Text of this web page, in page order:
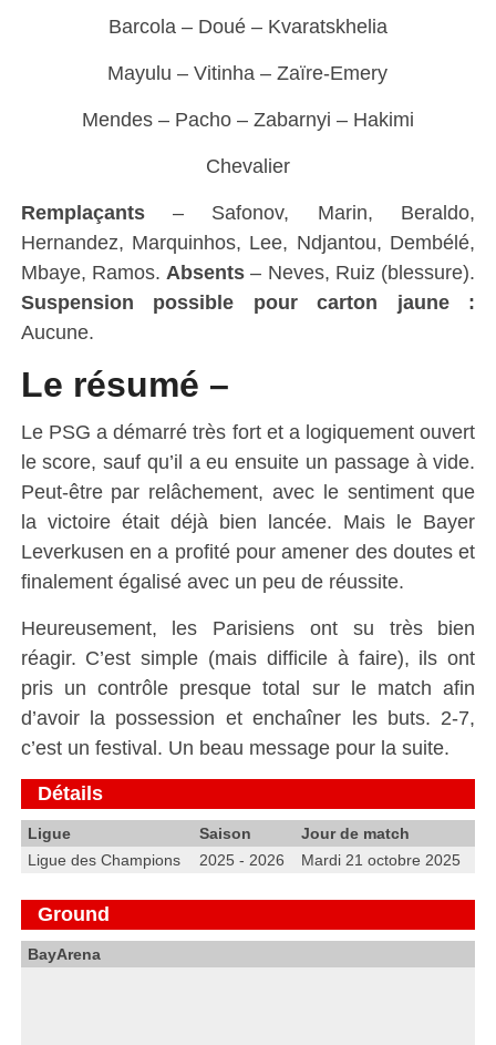
Barcola – Doué – Kvaratskhelia
Mayulu – Vitinha – Zaïre-Emery
Mendes – Pacho – Zabarnyi – Hakimi
Chevalier
Remplaçants– Safonov, Marin, Beraldo,
Hernandez, Marquinhos, Lee, Ndjantou, Dembélé,
Mbaye, Ramos. Absents – Neves, Ruiz (blessure).
Suspension possible pour carton jaune :
Aucune.
Le résumé –
Le PSG a démarré très fort et a logiquement ouvert
le score, sauf qu’il a eu ensuite un passage à vide.
Peut-être par relâchement, avec le sentiment que
la victoire était déjà bien lancée. Mais le Bayer
Leverkusen en a profité pour amener des doutes et
finalement égalisé avec un peu de réussite.
Heureusement, les Parisiens ont su très bien
réagir. C’est simple (mais difficile à faire), ils ont
pris un contrôle presque total sur le match afin
d’avoir la possession et enchaîner les buts. 2-7,
c’est un festival. Un beau message pour la suite.
Détails
Ligue Saison
Jour de match
Ligue des Champions
2025 - 2026 Mardi 21 octobre 2025
Ground
BayArena